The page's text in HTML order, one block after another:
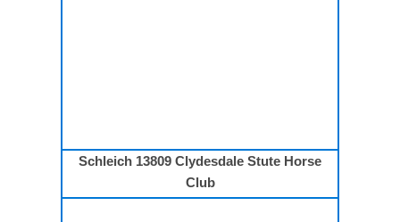
Schleich 13809 Clydesdale Stute Horse
Club